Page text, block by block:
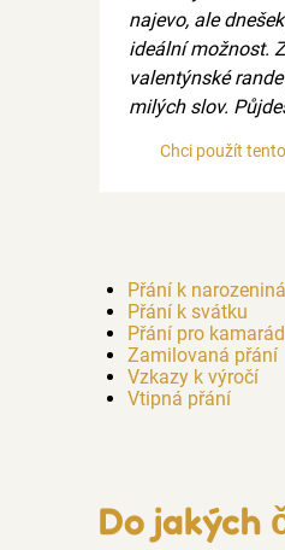
najevo, ale
ideální možnost.
valentýnské
milých slov.
Chci použít
Přání k
Přání k svátku
Přání pro
Zamilovaná přání
Vzkazy k výročí
Vtipná přání
Do jakých